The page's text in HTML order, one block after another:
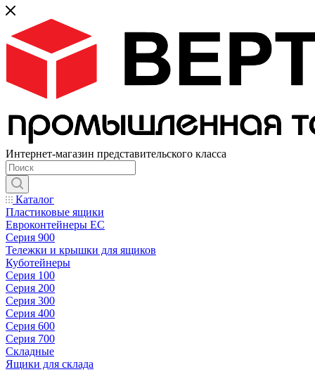
Интернет-магазин представительского класса
Каталог
Пластиковые ящики
Евроконтейнеры ЕС
Серия 900
Тележки и крышки для ящиков
Куботейнеры
Серия 100
Серия 200
Серия 300
Серия 400
Серия 600
Серия 700
Складные
Ящики для склада